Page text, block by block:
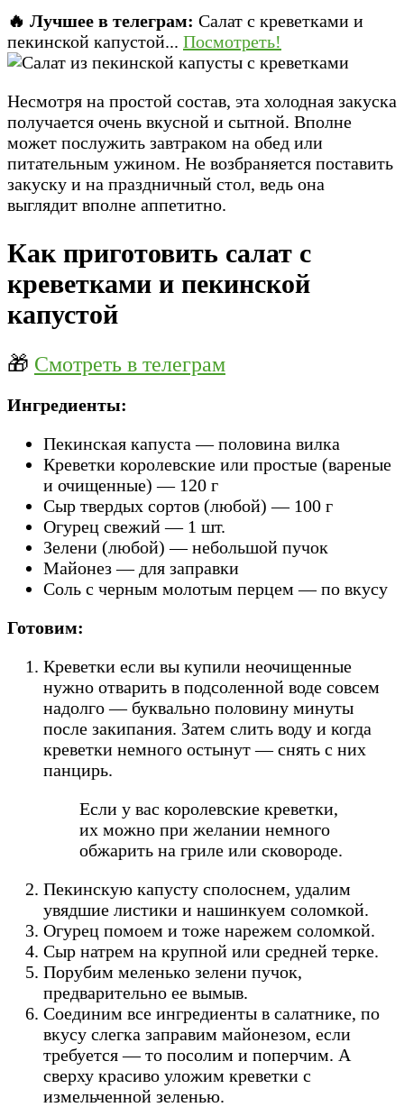
🔥 Лучшее в телеграм: Салат с креветками и
пекинской капустой... Посмотреть!
Несмотря на простой состав, эта холодная закуска
получается очень вкусной и сытной. Вполне
может послужить завтраком на обед или
питательным ужином. Не возбраняется поставить
закуску и на праздничный стол, ведь она
выглядит вполне аппетитно.
Как приготовить салат с
креветками и пекинской
капустой
🎁 Смотреть в телеграм
Ингредиенты:
Пекинская капуста — половина вилка
Креветки королевские или простые (вареные
и очищенные) — 120 г
Сыр твердых сортов (любой) — 100 г
Огурец свежий — 1 шт.
Зелени (любой) — небольшой пучок
Майонез — для заправки
Соль с черным молотым перцем — по вкусу
Готовим:
Креветки если вы купили неочищенные
нужно отварить в подсоленной воде совсем
надолго — буквально половину минуты
после закипания. Затем слить воду и когда
креветки немного остынут — снять с них
панцирь.
Если у вас королевские креветки,
их можно при желании немного
обжарить на гриле или сковороде.
Пекинскую капусту сполоснем, удалим
увядшие листики и нашинкуем соломкой.
Огурец помоем и тоже нарежем соломкой.
Сыр натрем на крупной или средней терке.
Порубим меленько зелени пучок,
предварительно ее вымыв.
Соединим все ингредиенты в салатнике, по
вкусу слегка заправим майонезом, если
требуется — то посолим и поперчим. А
сверху красиво уложим креветки с
измельченной зеленью.